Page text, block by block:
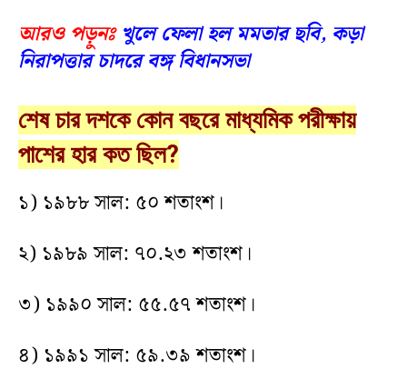
আরও পড়ুনঃ খুলে ফেলা হল মমতার ছবি, কড়া
নিরাপত্তার চাদরে বঙ্গ বিধানসভা
শেষ চার দশকে কোন বছরে মাধ্যমিক পরীক্ষায়
পাশের হার কত ছিল?
১) ১৯৮৮ সাল: ৫০ শতাংশ।
২) ১৯৮৯ সাল: ৭০.২৩ শতাংশ।
৩) ১৯৯০ সাল: ৫৫.৫৭ শতাংশ।
৪) ১৯৯১ সাল: ৫৯.৩৯ শতাংশ।